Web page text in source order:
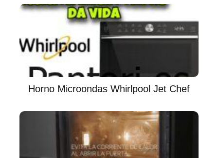
Horno Microondas Whirlpool Jet Chef